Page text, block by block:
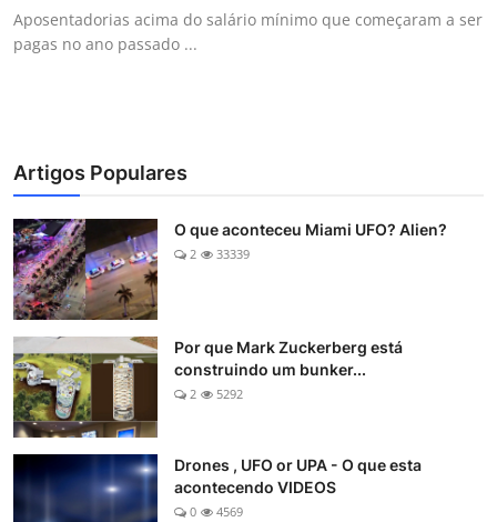
Aposentadorias acima do salário mínimo que começaram a ser
pagas no ano passado ...
Artigos Populares
O que aconteceu Miami UFO? Alien?
2 33339
Por que Mark Zuckerberg está
construindo um bunker...
2 5292
Drones , UFO or UPA - O que esta
acontecendo VIDEOS
0 4569